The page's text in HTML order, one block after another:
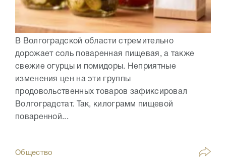
В Волгоградской области стремительно
дорожает соль поваренная пищевая, а также
свежие огурцы и помидоры. Неприятные
изменения цен на эти группы
продовольственных товаров зафиксировал
Волгоградстат. Так, килограмм пищевой
поваренной...
Общество